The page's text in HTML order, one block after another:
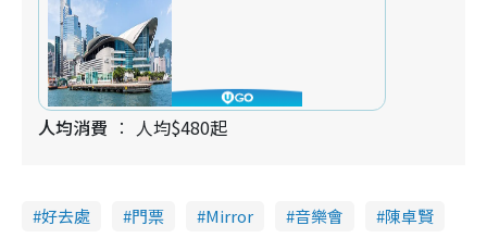
人均消費 人均$480起
好去處 門票 Mirror 音樂會
陳卓賢